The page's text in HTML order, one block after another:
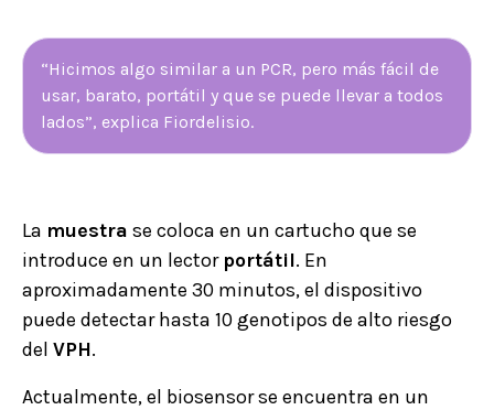
“Hicimos algo similar a un PCR, pero más fácil de
usar, barato, portátil y que se puede llevar a todos
lados”, explica Fiordelisio.
La muestra se coloca en un cartucho que se
introduce en un lector portátil. En
aproximadamente 30 minutos, el dispositivo
puede detectar hasta 10 genotipos de alto riesgo
del VPH.
Actualmente, el biosensor se encuentra en un